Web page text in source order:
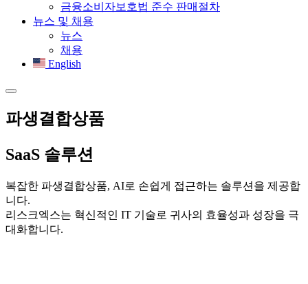
금융소비자보호법 준수 판매절차
뉴스 및 채용
뉴스
채용
English
파생결합상품
SaaS 솔루션
복잡한 파생결합상품, AI로 손쉽게 접근하는 솔루션을 제공합
니다.
리스크엑스는 혁신적인 IT 기술로 귀사의 효율성과 성장을 극
대화합니다.